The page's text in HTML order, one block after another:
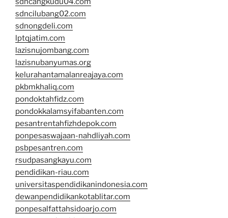
sdncilubang02.com
sdnongdeli.com
lptqjatim.com
lazisnujombang.com
lazisnubanyumas.org
kelurahantamalanreajaya.com
pkbmkhaliq.com
pondoktahfidz.com
pondokkalamsyifabanten.com
pesantrentahfizhdepok.com
ponpesaswajaan-nahdliyah.com
psbpesantren.com
rsudpasangkayu.com
pendidikan-riau.com
universitaspendidikanindonesia.com
dewanpendidikankotablitar.com
ponpesalfattahsidoarjo.com